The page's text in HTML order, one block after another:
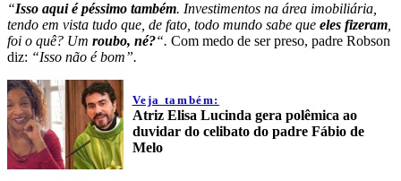
“Isso aqui é péssimo também. Investimentos na área imobiliária,
tendo em vista tudo que, de fato, todo mundo sabe que eles fizeram
foi o quê? Um roubo, né?“. Com medo de ser preso, padre Robson
diz: “Isso não é bom”.
Veja também:
Atriz Elisa Lucinda gera polêmica ao
duvidar do celibato do padre Fábio de
Melo